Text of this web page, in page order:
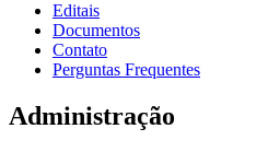
Editais
Documentos
Contato
Perguntas Frequentes
Administração